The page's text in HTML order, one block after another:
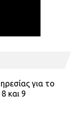
για το
και 9